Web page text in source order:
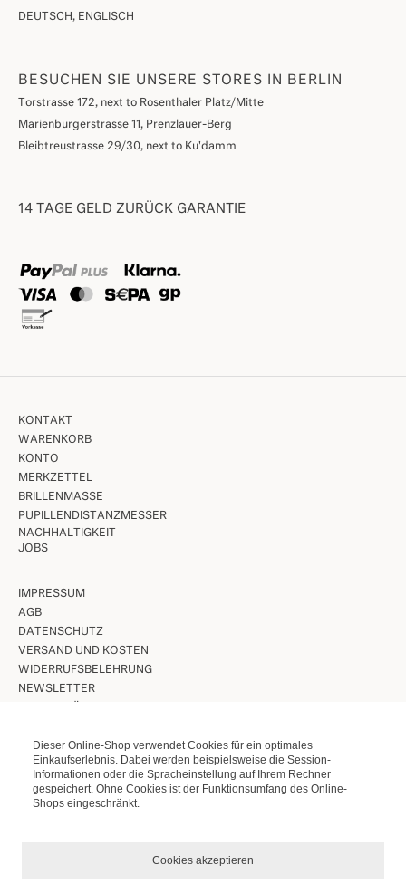
DEUTSCH, ENGLISCH
BESUCHEN SIE UNSERE STORES IN BERLIN
Torstrasse 172, next to Rosenthaler Platz/Mitte
Marienburgerstrasse 11, Prenzlauer-Berg
Bleibtreustrasse 29/30, next to Ku'damm
14 TAGE GELD ZURÜCK GARANTIE
KONTAKT
WARENKORB
KONTO
MERKZETTEL
BRILLENMASSE
PUPILLENDISTANZMESSER
NACHHALTIGKEIT
JOBS
IMPRESSUM
AGB
DATENSCHUTZ
VERSAND UND KOSTEN
WIDERRUFSBELEHRUNG
NEWSLETTER
VINTAGE BRILLEN
VINTAGE SONNENBRILLEN
LUNETTES KOLLEKTION
ETUIS ETC.
Dieser Online-Shop verwendet Cookies für ein optimales
Einkaufserlebnis. Dabei werden beispielsweise die Session-
Informationen oder die Spracheinstellung auf Ihrem Rechner
gespeichert. Ohne Cookies ist der Funktionsumfang des Online-
Shops eingeschränkt.
Cookies akzeptieren